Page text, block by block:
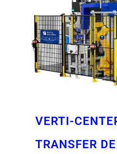
VERTI-
TRANSFER